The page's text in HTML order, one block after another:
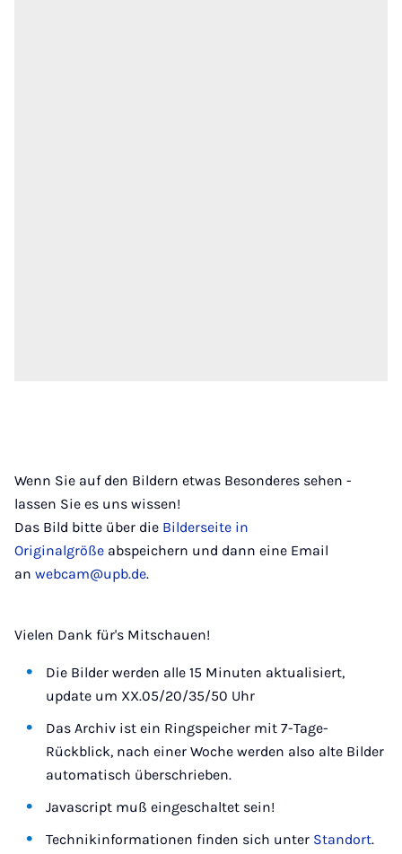
Wenn Sie auf den Bildern etwas Besonderes sehen -
lassen Sie es uns wissen!
Das Bild bitte über die Bilderseite in
Originalgröße abspeichern und dann eine Email
an webcam@upb.de.
Vielen Dank für's Mitschauen!
Die Bilder werden alle 15 Minuten aktualisiert,
update um XX.05/20/35/50 Uhr
Das Archiv ist ein Ringspeicher mit 7-Tage-
Rückblick, nach einer Woche werden also alte Bilder
automatisch überschrieben.
Javascript muß eingeschaltet sein!
Technikinformationen finden sich unter Standort.